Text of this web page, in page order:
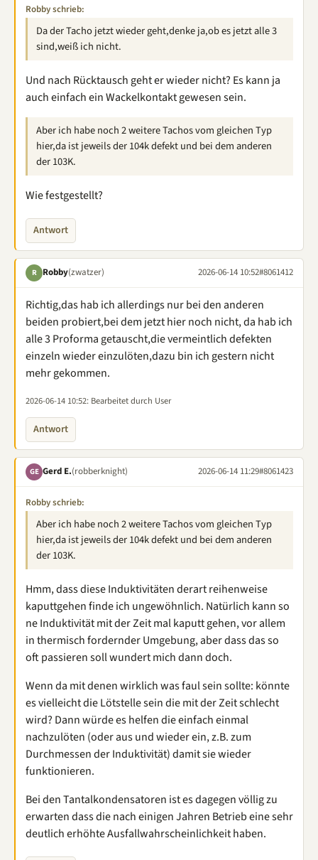
Robby schrieb:
Da der Tacho jetzt wieder geht,denke ja,ob es jetzt alle 3
sind,weiß ich nicht.
Und nach Rücktausch geht er wieder nicht? Es kann ja
auch einfach ein Wackelkontakt gewesen sein.
Aber ich habe noch 2 weitere Tachos vom gleichen Typ
hier,da ist jeweils der 104k defekt und bei dem anderen
der 103K.
Wie festgestellt?
Antwort
R Robby(zwatzer) 2026-06-14 10:52#8061412
Richtig,das hab ich allerdings nur bei den anderen
beiden probiert,bei dem jetzt hier noch nicht, da hab ich
alle 3 Proforma getauscht,die vermeintlich defekten
einzeln wieder einzulöten,dazu bin ich gestern nicht
mehr gekommen.
2026-06-14 10:52: Bearbeitet durch User
Antwort
GE Gerd E.(robberknight) 2026-06-14 11:29#8061423
Robby schrieb:
Aber ich habe noch 2 weitere Tachos vom gleichen Typ
hier,da ist jeweils der 104k defekt und bei dem anderen
der 103K.
Hmm, dass diese Induktivitäten derart reihenweise
kaputtgehen finde ich ungewöhnlich. Natürlich kann so
ne Induktivität mit der Zeit mal kaputt gehen, vor allem
in thermisch fordernder Umgebung, aber dass das so
oft passieren soll wundert mich dann doch.
Wenn da mit denen wirklich was faul sein sollte: könnte
es vielleicht die Lötstelle sein die mit der Zeit schlecht
wird? Dann würde es helfen die einfach einmal
nachzulöten (oder aus und wieder ein, z.B. zum
Durchmessen der Induktivität) damit sie wieder
funktionieren.
Bei den Tantalkondensatoren ist es dagegen völlig zu
erwarten dass die nach einigen Jahren Betrieb eine sehr
deutlich erhöhte Ausfallwahrscheinlichkeit haben.